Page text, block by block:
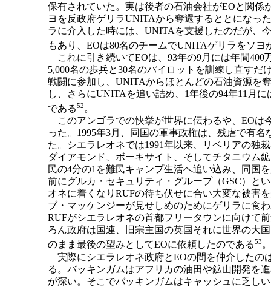
保有されていた。実は後者の石油会社がEOと関
ヨを反政府ゲリラUNITAから奪還するととになっ
ラに介入した時には、UNITAを支援したのだが、
もあり、EOは80名のチームでUNITAゲリラをソヨ
これに引き続いてEOは、93年の9月には年間400
5,000名の歩兵と30名のパイロットを訓練し直す
戦闘に参加し、UNITAからほとんどの石油資源を
し、さらにUNITAを追い詰め、1年後の94年11月
である52 。
このアンゴラでの快挙が世界に伝わるや、EOは
った。1995年3月、同国の軍事政権は、残虐で有
た。シエラレオネでは1991年以来、リベリアの独
ダイアモンド、ボーキサイト、そしてチタニウム
民の4分の1を難民キャンプ生活へ追い込み、同国
前にグルカ・セキュリティ・グループ（GSC）と
オネに着くなりRUFの待ち伏せに合い大変な被害
ブ・マッケンジーが見せしめのためにゲリラに食
RUFがシエラレオネの首都フリータウンに向けて
ろん政府は国連、旧宗主国の英国それに世界の大
のまま最後の望みとしてEOに依頼したのである53。
実際にシエラレオネ政府とEOの間を仲介したの
る。バッキンガムはアフリカの油田や鉱山開発を
が深い。そこでバッキンガムはキャッシュに乏し